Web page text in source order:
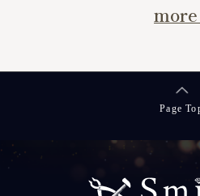
more
Page